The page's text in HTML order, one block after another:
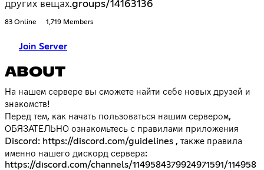
других вещах.groups/14163136
83 Online 1,719 Members
Join Server
ABOUT
На нашем сервере вы сможете найти себе новых друзей и
знакомств!
Перед тем, как начать пользоваться нашим сервером,
ОБЯЗАТЕЛЬНО ознакомьтесь с правилами приложения
Discord: https://discord.com/guidelines , также правила
именно нашего дискорд сервера:
https://discord.com/channels/1149584379924971591/114958